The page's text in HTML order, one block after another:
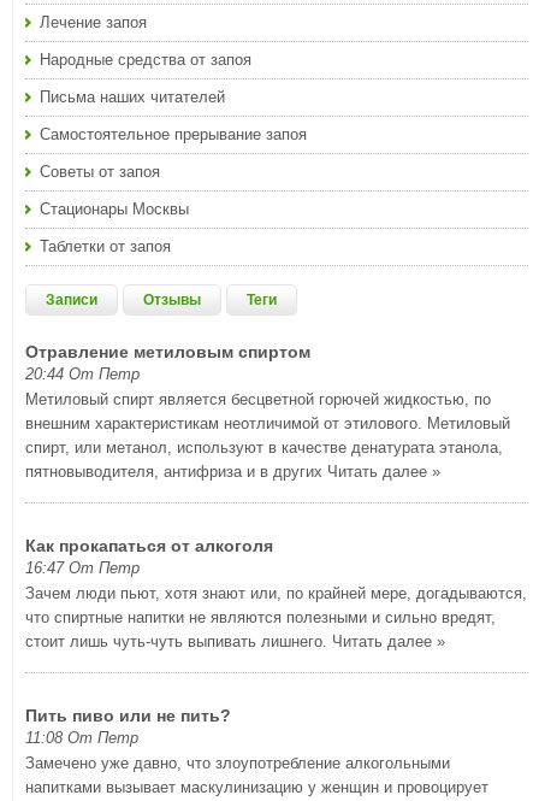
Лечение запоя
Народные средства от запоя
Письма наших читателей
Самостоятельное прерывание запоя
Советы от запоя
Стационары Москвы
Таблетки от запоя
Записи Отзывы Теги
Отравление метиловым спиртом
20:44 От Петр
Метиловый спирт является бесцветной горючей жидкостью, по
внешним характеристикам неотличимой от этилового. Метиловый
спирт, или метанол, используют в качестве денатурата этанола,
пятновыводителя, антифриза и в других Читать далее »
Как прокапаться от алкоголя
16:47 От Петр
Зачем люди пьют, хотя знают или, по крайней мере, догадываются,
что спиртные напитки не являются полезными и сильно вредят,
стоит лишь чуть-чуть выпивать лишнего. Читать далее »
Пить пиво или не пить?
11:08 От Петр
Замечено уже давно, что злоупотребление алкогольными
напитками вызывает маскулинизацию у женщин и провоцирует